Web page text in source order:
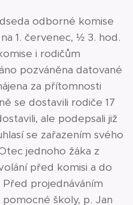
odborné komise
1. červenec, ½ 3. hod.
i rodičům
pozváněna datované
za přítomnosti
se dostavili rodiče 17
ale podepsali již
se zařazením svého
jednoho žáka z
před komisi a do
projednáváním
školy, p. Jan